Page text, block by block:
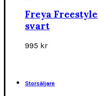
Freya
svart
995 kr
Storsäljare